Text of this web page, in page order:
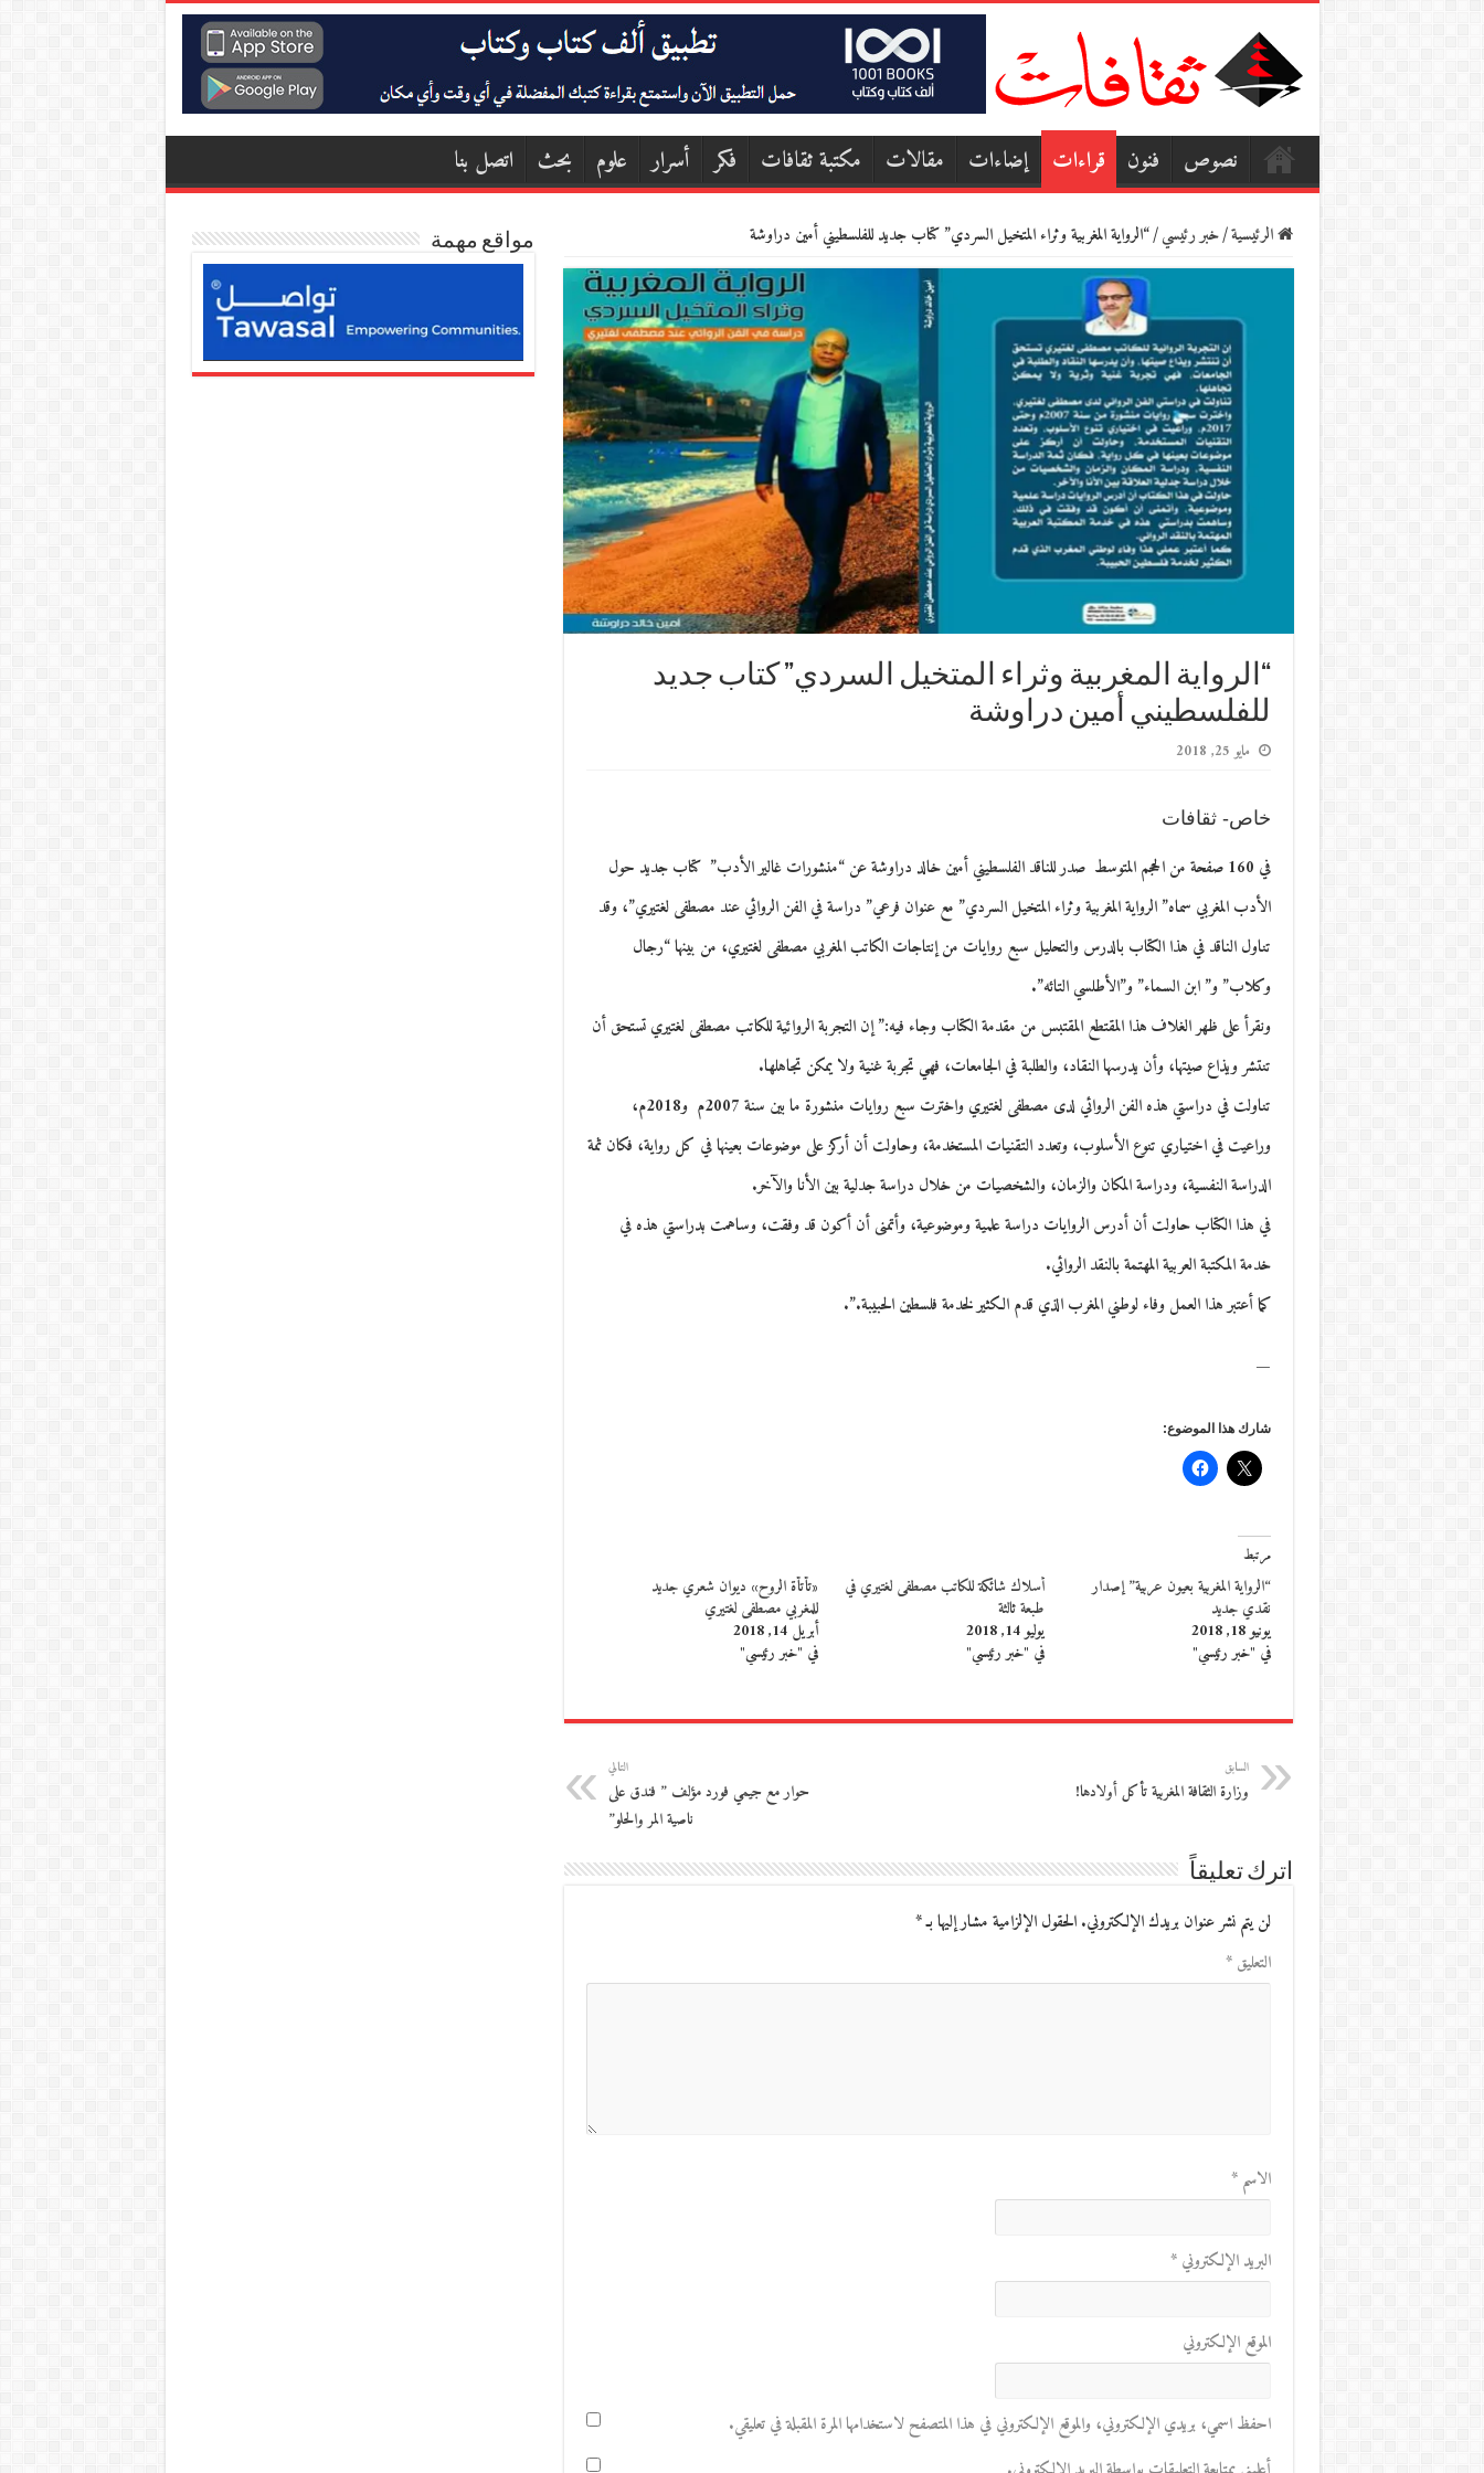
نصوص فنون قراءات إضاءات مقالات مكتبة ثقافات فكر أسرار علوم بحث اتصل بنا
الرئيسية/خبر رئيسي/“الرواية المغربية وثراء المتخيل السردي” كتاب جديد للفلسطيني أمين دراوشة
“الرواية المغربية وثراء المتخيل السردي” كتاب جديد
للفلسطيني أمين دراوشة
مايو 25, 2018
خاص- ثقافات
في 160 صفحة من الحجم المتوسط صدر للناقد الفلسطيني أمين خالد دراوشة عن “منشورات غالير الأدب” كتاب جديد حول
الأدب المغربي سماه” الرواية المغربية وثراء المتخيل السردي” مع عنوان فرعي” دراسة في الفن الروائي عند مصطفى لغتيري”، وقد
تناول الناقد في هذا الكتاب بالدرس والتحليل سبع روايات من إنتاجات الكاتب المغربي مصطفى لغتيري، من بينها “رجال
وكلاب” و” ابن السماء” و”الأطلسي التائه”.
ونقرأ على ظهر الغلاف هذا المقتطع المقتبس من مقدمة الكتاب وجاء فيه:” إن التجربة الروائية للكاتب مصطفى لغتيري تستحق أن
تنتشر ويذاع صيتها، وأن يدرسها النقاد، والطلبة في الجامعات، فهي تجربة غنية ولا يمكن تجاهلها.
تناولت في دراستي هذه الفن الروائي لدى مصطفى لغتيري واخترت سبع روايات منشورة ما بين سنة 2007م و2018م،
وراعيت في اختياري تنوع الأسلوب، وتعدد التقنيات المستخدمة، وحاولت أن أركز على موضوعات بعينها في كل رواية، فكان ثمة
الدراسة النفسية، ودراسة المكان والزمان، والشخصيات من خلال دراسة جدلية بين الأنا والآخر.
في هذا الكتاب حاولت أن أدرس الروايات دراسة علمية وموضوعية، وأتمنى أن أكون قد وفقت، وساهمت بدراستي هذه في
خدمة المكتبة العربية المهتمة بالنقد الروائي.
كما أعتبر هذا العمل وفاء لوطني المغرب الذي قدم الكثير لخدمة فلسطين الحبيبة.”.
—
شارك هذا الموضوع:
مرتبط
“الرواية المغربية بعيون عربية” إصدار
نقدي جديد
يونيو 18, 2018
في "خبر رئيسي"
أسلاك شائكة للكاتب مصطفى لغتيري في
طبعة ثالثة
يوليو 14, 2018
في "خبر رئيسي"
«تأتأة الروح» ديوان شعري جديد
للمغربي مصطفى لغتيري
أبريل 14, 2018
في "خبر رئيسي"
السابق
وزارة الثقافة المغربية تأكل أولادها!
التالي
حوار مع جيمي فورد مؤلف ” فندق على
ناصية المر والحلو”
اترك تعليقاً
لن يتم نشر عنوان بريدك الإلكتروني. الحقول الإلزامية مشار إليها بـ*
التعليق*
الاسم*
البريد الإلكتروني*
الموقع الإلكتروني
احفظ اسمي، بريدي الإلكتروني، والموقع الإلكتروني في هذا المتصفح لاستخدامها المرة المقبلة في تعليقي.
مواقع مهمة